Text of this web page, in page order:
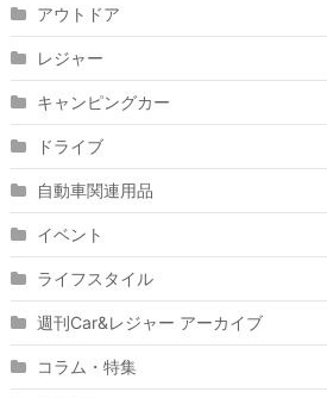
アウトドア
レジャー
キャンピングカー
ドライブ
自動車関連用品
イベント
ライフスタイル
週刊Car&レジャー アーカイブ
コラム・特集